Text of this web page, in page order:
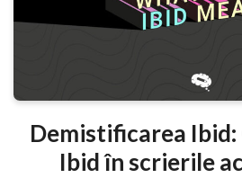
Demistificarea Ibid:
Ibid în scrierile